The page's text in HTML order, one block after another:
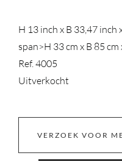
H 13 inch x B 33,47 inch
span>H 33 cm x B 85 cm
Ref. 4005
Uitverkocht
VERZOEK VOOR